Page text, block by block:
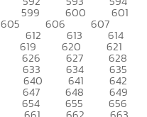
599 600 601
605 606 607
612 613 614
619 620 621
626 627 628
633 634 635
640 641 642
647 648 649
654 655 656